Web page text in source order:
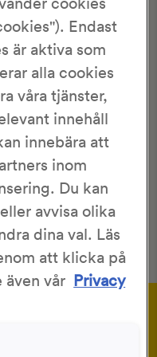
torrt bröd
BRÖD
10 min
åt. Hållbart, gott och
Endast
är aktiva som
alla cookies
våra tjänster,
innehåll
innebära att
inom
Du kan
avvisa olika
dina val. Läs
att klicka på
även vår Privacy